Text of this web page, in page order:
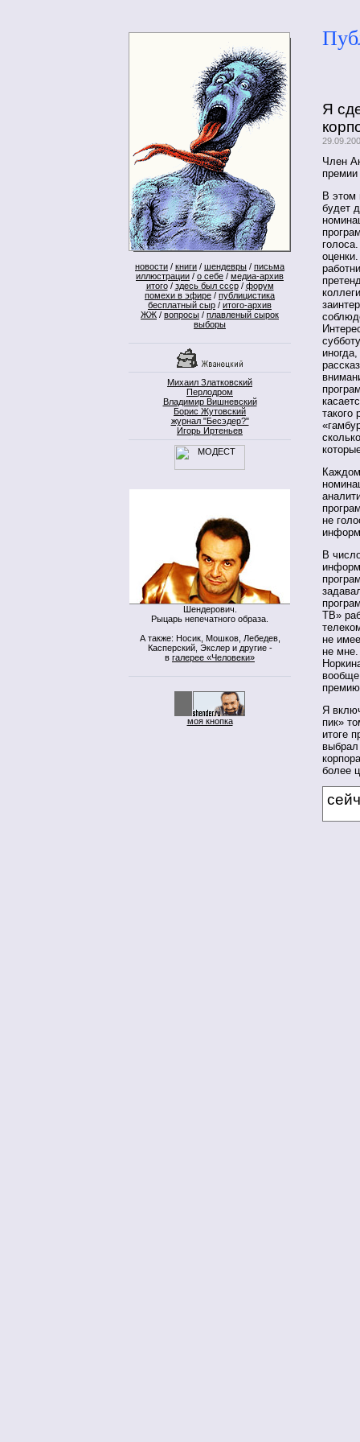
новости / книги / шендевры / письма
иллюстрации / о себе / медиа-архив
итого/ здесь был ссср/ форум
помехи в эфире / публицистика
бесплатный сыр / итого-архив
ЖЖ / вопросы / плавленый сырок
выборы
Михаил Златковский
Перлодром
Владимир Вишневский
Борис Жутовский
журнал "Бесэдер?"
Игорь Иртеньев
Шендерович.
Рыцарь непечатного образа.
А также: Носик, Мошков, Лебедев,
Касперский, Экслер и другие -
в галерее «Человеки»
моя кнопка
Я
Член
В этом
будет
такого
не
В
ТВ»
не
не
Я
пик»
итоге
более